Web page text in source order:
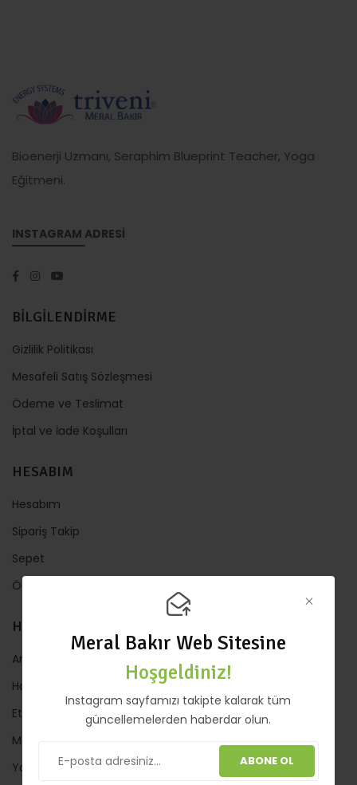
Meral Bakır Web Sitesine
Hoşgeldiniz!
Instagram sayfamızı takipte kalarak tüm
güncellemelerden haberdar olun.
ABONE OL
Bioenerji Uzmanı, Seraphim Blueprint Teacher, Yoga
Eğitmeni.
INSTAGRAM ADRESİ
BİLGİLENDİRME
Gizlilik Politikası
Mesafeli Satış Sözleşmesi
Ödeme ve Teslimat
İptal ve İade Koşulları
HESABIM
Hesabım
Sipariş Takip
Sepet
Ödeme
HIZLI LİNKLER
Anasayfa
Hakkında
Etkinlik
Mağaza
Yazılar